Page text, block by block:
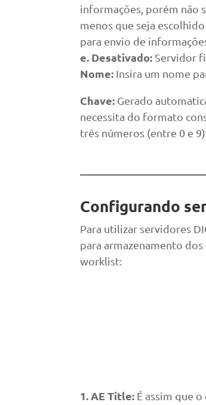
informações, porém não
menos que seja
para envio de
e. Desativado: Servidor
Nome: Insira um nome
Chave: Gerado
necessita do formato
três números (entre 0 e 9).
Configurando
Para utilizar servidores
para armazenamento
worklist:
1. AE Title: É assim que